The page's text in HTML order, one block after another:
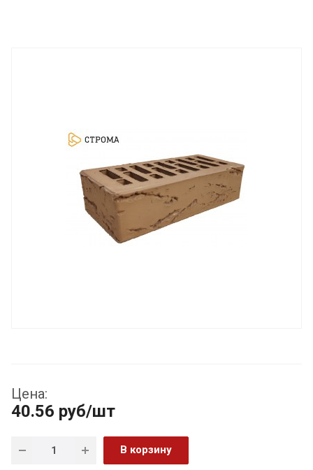
Цена:
40.56 руб/шт
В корзину